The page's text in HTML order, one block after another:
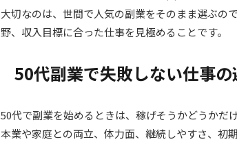
大切なのは、世間で人気の副業をそのまま選ぶの
野、収入目標に合った仕事を見極めることです。
50代副業で失敗しない仕事
50代で副業を始めるときは、稼げそうかどうかだ
本業や家庭との両立、体力面、継続しやすさ、初